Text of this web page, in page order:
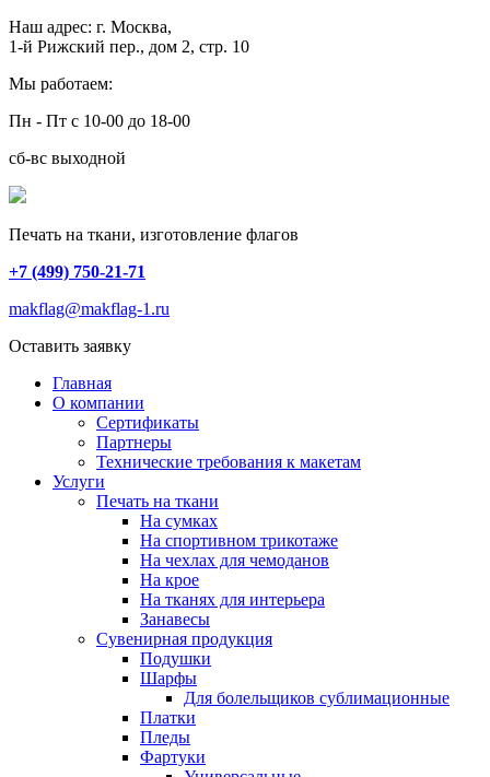
Наш адрес: г. Москва,
1-й Рижский пер., дом 2, стр. 10
Мы работаем:
Пн - Пт с 10-00 до 18-00
сб-вс выходной
Печать на ткани, изготовление флагов
+7 (499) 750-21-71
makflag@makflag-1.ru
Оставить заявку
Главная
О компании
Сертификаты
Партнеры
Технические требования к макетам
Услуги
Печать на ткани
На сумках
На спортивном трикотаже
На чехлах для чемоданов
На крое
На тканях для интерьера
Занавесы
Сувенирная продукция
Подушки
Шарфы
Для болельщиков сублимационные
Платки
Пледы
Фартуки